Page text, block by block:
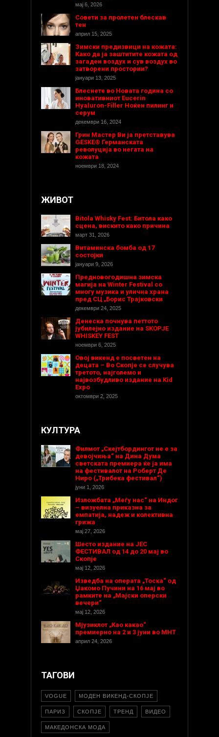
мај 6, 2026
Совети за пролетен блескав
тен
април 15, 2025
Зимски предизвици на кожата:
Како да ја заштитите кожата од
загаден воздух и сув воздух во
затворени простории?
јануари 13, 2025
Блеснете во Новата година со
иновативниот Eucerin
Hyaluron-Filler Ноќен пилинг и
серум
декември 16, 2024
Грин Мастер Ви ја претставува
GESKE® Германската
револуција во негата на
кожата
ноември 18, 2024
ЖИВОТ
Bitola Whisky Fest: Битола како
сцена, вискито како причина
март 31, 2026
Витаминска бомба од 17
состојки
јануари 9, 2026
Предновогодишнa зимска
магија на Winter Festival со
многу музика и улична храна
пред СЦ „Борис Трајковски
декември 24, 2025
Денеска почнува петтото
јубилејно издание на SKOPJE
WHISKEY FEST
ноември 6, 2025
Овој викенд е посветен на
децата – Во Скопје се случува
третото, најголемо и
највозбудливо издание на Kid
Expo
октомври 2, 2025
КУЛТУРА
Филмот „Скејтбордингот не е за
девојчиња“ на Дина Дума
светската премиера ќе ја има
на фестивалот на Роберт Де
Ниро („Трибека фестивал“)
јуни 1, 2026
Изложбата „Меѓу нас“ на Индог
– визуелна приказна за
емпатија, надеж и колективна
грижа
мај 27, 2026
Шесто издание на ЈЕС
ФЕСТИВАЛ од 14 до 20 мај во
Скопје
мај 12, 2026
Изведба на операта „Тоска“ од
Џакомо Пучини на 16 мај во
рамките на „Мајски оперски
вечери“
мај 12, 2026
Мјузиклот „Као какао“
премиерно на 2 и 3 јуни во МНТ
април 24, 2026
ТАГОВИ
VOGUE МОДЕН ВИКЕНД-СКОПЈЕ
ПАРИЗ СКОПЈЕ ТРЕНД ВИДЕО
МАКЕДОНСКА МОДА